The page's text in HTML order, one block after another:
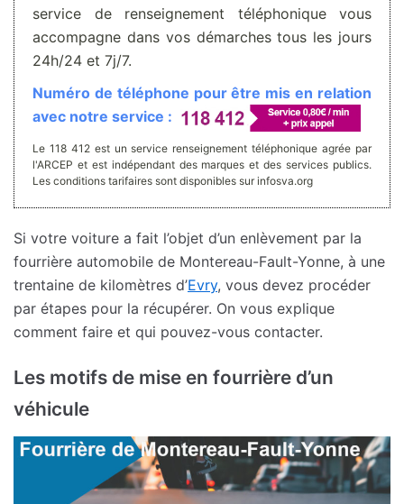
service de renseignement téléphonique vous
accompagne dans vos démarches tous les jours
24h/24 et 7j/7.
Numéro de téléphone pour être mis en relation
avec notre service :
Le 118 412 est un service renseignement téléphonique agrée par
l'ARCEP et est indépendant des marques et des services publics.
Les conditions tarifaires sont disponibles sur infosva.org
Si votre voiture a fait l’objet d’un enlèvement par la
fourrière automobile de Montereau-Fault-Yonne, à une
trentaine de kilomètres d’Evry, vous devez procéder
par étapes pour la récupérer. On vous explique
comment faire et qui pouvez-vous contacter.
Les motifs de mise en fourrière d’un
véhicule